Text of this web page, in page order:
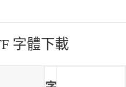
字體下載